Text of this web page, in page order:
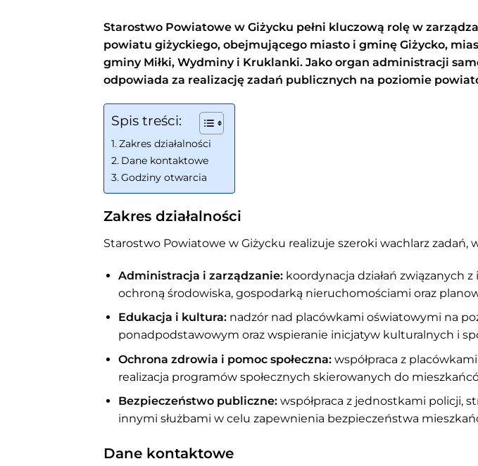
Starostwo Powiatowe w Giżycku pełni kluczową rolę w
powiatu giżyckiego, obejmującego miasto i gminę Giżycko,
gminy Miłki, Wydminy i Kruklanki. Jako organ administracji
odpowiada za realizację zadań publicznych na poziomie
Spis treści:
Zakres działalności
Dane kontaktowe
Godziny otwarcia
Zakres działalności
Starostwo Powiatowe w Giżycku realizuje szeroki wachlarz zadań,
Administracja i zarządzanie:koordynacja działań związanych
ochroną środowiska, gospodarką nieruchomościami oraz
Edukacja i kultura:nadzór nad placówkami oświatowymi na
ponadpodstawowym oraz wspieranie inicjatyw kulturalnych i
Ochrona zdrowia i pomoc społeczna:współpraca z
realizacja programów społecznych skierowanych do
Bezpieczeństwo publiczne:współpraca z jednostkami policji,
innymi służbami w celu zapewnienia bezpieczeństwa
Dane kontaktowe